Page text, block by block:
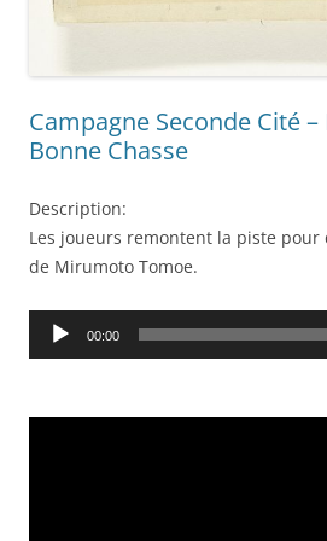
Campagne Seconde Cité –
Bonne Chasse
Description:
Les joueurs remontent la piste pour
de Mirumoto Tomoe.
Audio
00:00